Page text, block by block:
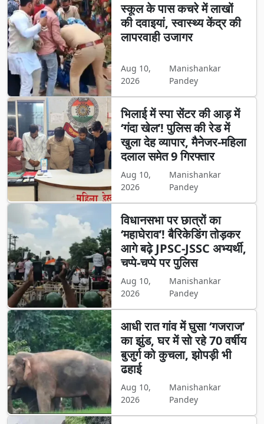
स्कूल के पास कचरे में लाखों
की दवाइयां, स्वास्थ्य केंद्र की
लापरवाही उजागर
Aug 10,
2026
Manishankar
Pandey
भिलाई में स्पा सेंटर की आड़ में
‘गंदा खेल’! पुलिस की रेड में
खुला देह व्यापार, मैनेजर-महिला
दलाल समेत 9 गिरफ्तार
Aug 10,
2026
Manishankar
Pandey
विधानसभा पर छात्रों का
‘महाघेराव’! बैरिकेडिंग तोड़कर
आगे बढ़े JPSC-JSSC अभ्यर्थी,
चप्पे-चप्पे पर पुलिस
Aug 10,
2026
Manishankar
Pandey
आधी रात गांव में घुसा ‘गजराज’
का झुंड, घर में सो रहे 70 वर्षीय
बुजुर्ग को कुचला, झोपड़ी भी
ढहाई
Aug 10,
2026
Manishankar
Pandey